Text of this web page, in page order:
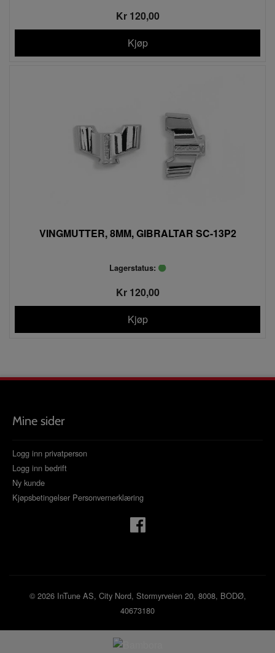
Kr 120,00
Kjøp
VINGMUTTER, 8MM, GIBRALTAR SC-13P2
Lagerstatus:
Kr 120,00
Kjøp
Mine sider
Logg inn privatperson
Logg inn bedrift
Ny kunde
Kjøpsbetingelser Personvernerklæring
© 2026 InTune AS, City Nord, Stormyrveien 20, 8008, BODØ,
40673180